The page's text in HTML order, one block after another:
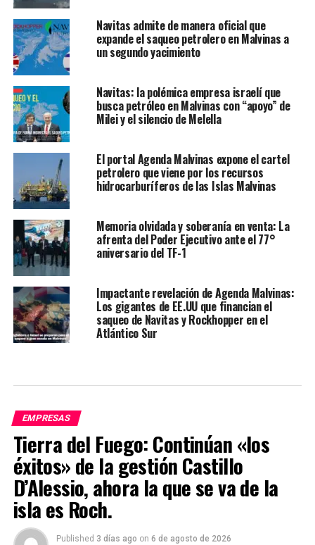
Navitas admite de manera oficial que
expande el saqueo petrolero en Malvinas a
un segundo yacimiento
Navitas: la polémica empresa israelí que
busca petróleo en Malvinas con “apoyo” de
Milei y el silencio de Melella
El portal Agenda Malvinas expone el cartel
petrolero que viene por los recursos
hidrocarburíferos de las Islas Malvinas
Memoria olvidada y soberanía en venta: La
afrenta del Poder Ejecutivo ante el 77°
aniversario del TF-1
Impactante revelación de Agenda Malvinas:
Los gigantes de EE.UU que financian el
saqueo de Navitas y Rockhopper en el
Atlántico Sur
EMPRESAS
Tierra del Fuego: Continúan «los
éxitos» de la gestión Castillo
D’Alessio, ahora la que se va de la
isla es Roch.
Published 3 días ago on 6 de agosto de 2026